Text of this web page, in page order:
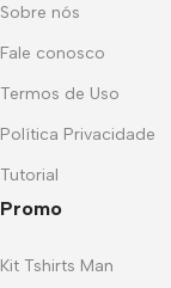
Sobre nós
Fale conosco
Termos de Uso
Política Privacidade
Tutorial
Promo
Kit Tshirts Man